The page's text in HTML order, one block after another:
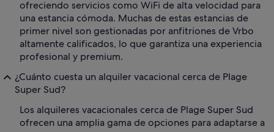
ofreciendo servicios como WiFi de alta velocidad para
una estancia cómoda. Muchas de estas estancias de
primer nivel son gestionadas por anfitriones de Vrbo
altamente calificados, lo que garantiza una experiencia
profesional y premium.
¿Cuánto cuesta un alquiler vacacional cerca de Plage
Super Sud?
Los alquileres vacacionales cerca de Plage Super Sud
ofrecen una amplia gama de opciones para adaptarse a